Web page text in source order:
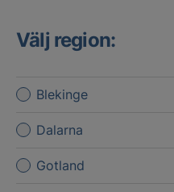
Välj region:
Blekinge
Dalarna
Gotland